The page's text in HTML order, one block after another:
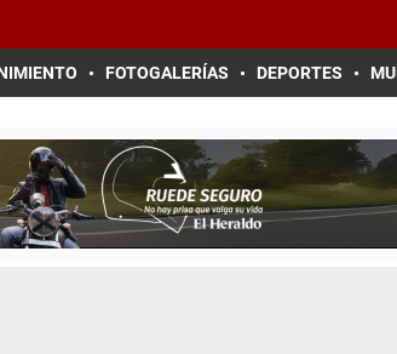
FOTOGALERÍAS DEPORTES